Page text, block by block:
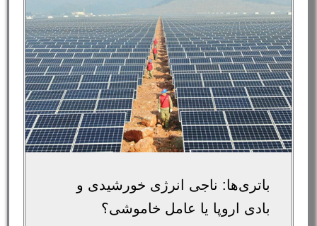
باتری‌ها: ناجی انرژی خورشیدی و
بادی اروپا یا عامل خاموشی؟